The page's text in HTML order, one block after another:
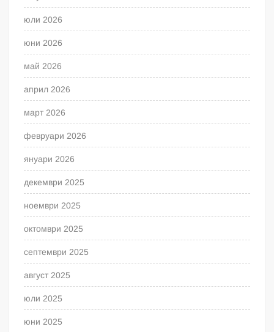
юли 2026
юни 2026
май 2026
април 2026
март 2026
февруари 2026
януари 2026
декември 2025
ноември 2025
октомври 2025
септември 2025
август 2025
юли 2025
юни 2025